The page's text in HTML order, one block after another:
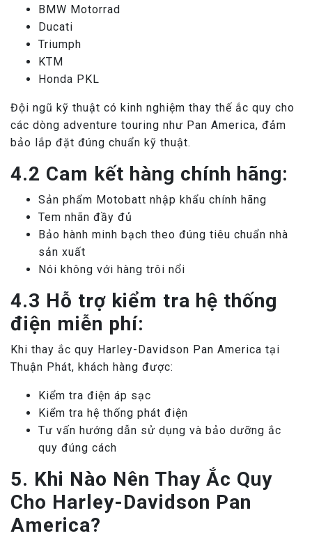
BMW Motorrad
Ducati
Triumph
KTM
Honda PKL
Đội ngũ kỹ thuật có kinh nghiệm thay thế ắc quy cho
các dòng adventure touring như Pan America, đảm
bảo lắp đặt đúng chuẩn kỹ thuật.
4.2 Cam kết hàng chính hãng:
Sản phẩm Motobatt nhập khẩu chính hãng
Tem nhãn đầy đủ
Bảo hành minh bạch theo đúng tiêu chuẩn nhà
sản xuất
Nói không với hàng trôi nổi
4.3 Hỗ trợ kiểm tra hệ thống
điện miễn phí:
Khi thay ắc quy Harley-Davidson Pan America tại
Thuận Phát, khách hàng được:
Kiểm tra điện áp sạc
Kiểm tra hệ thống phát điện
Tư vấn hướng dẫn sử dụng và bảo dưỡng ắc
quy đúng cách
5. Khi Nào Nên Thay Ắc Quy
Cho Harley-Davidson Pan
America?